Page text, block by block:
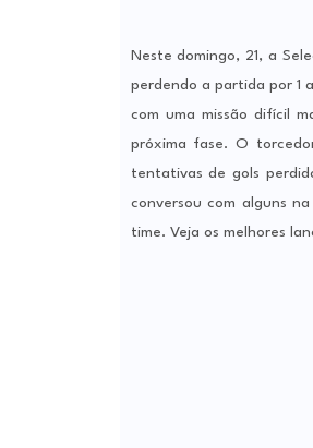
Neste domingo, 21, a
perdendo a partida por 1
com uma missão difícil
próxima fase. O
tentativas de gols
conversou com alguns
time. Veja os melhores